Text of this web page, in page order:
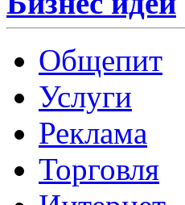
Общепит
Услуги
Реклама
Торговля